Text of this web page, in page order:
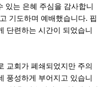
있는 은혜 주심을 감사합니
기도하며 예배했습니다. 핍
단련하는 시간이 되었습니
교회가 폐쇄되었지만 주의
풍성하게 부어지고 있습니